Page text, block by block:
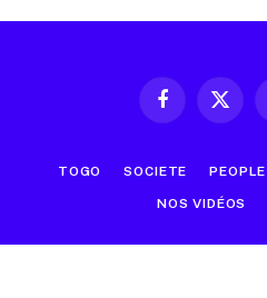
FacebookX
TOGO SOCIETE PEOPLE
NOS VIDÉOS